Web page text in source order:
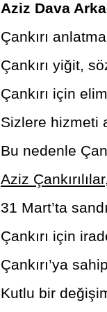
Aziz Dava
Çankırı
Çankırı yiğit,
Çankırı için
Sizlere hizmeti
Bu nedenle
Aziz
31 Mart’ta
Çankırı için
Çankırı’ya
Kutlu bir